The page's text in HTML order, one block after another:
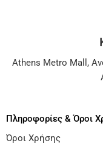
Athens Metro Mall ,
Πληροφορίες & Όροι
Όροι Χρήσης